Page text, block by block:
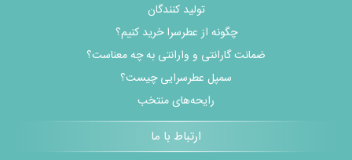
تولید کنندگان
چگونه از عطرسرا خرید کنیم؟
ضمانت گارانتی و وارانتی به چه معناست؟
سمپل عطرسرایی چیست؟
رایحه‌های منتخب
ارتباط با ما